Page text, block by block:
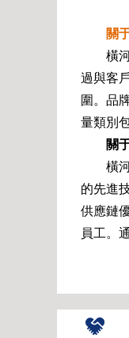
關
橫
過與客
圍。品
量類別
關
橫
的先進
供應鏈
員工。